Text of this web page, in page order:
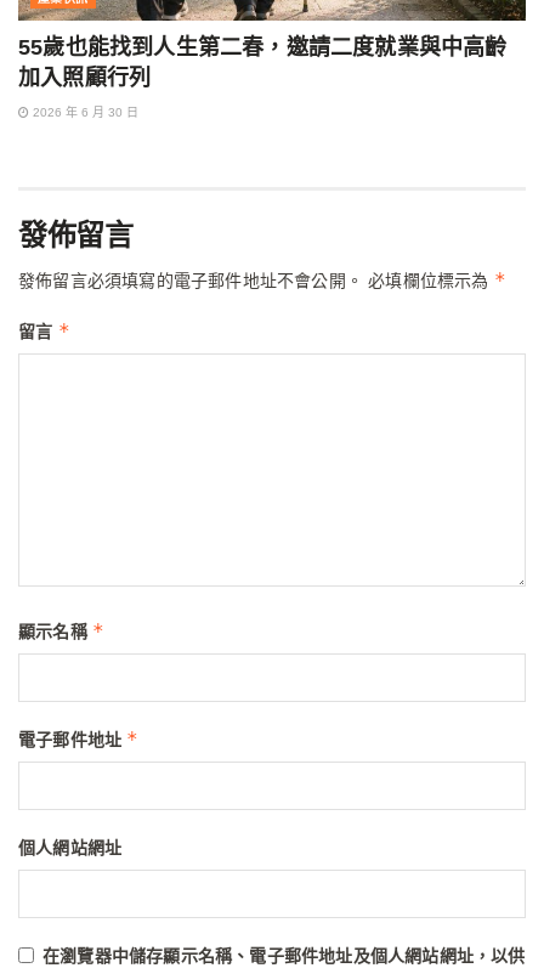
55歲也能找到人生第二春，邀請二度就業與中高齡
加入照顧行列
2026 年 6 月 30 日
發佈留言
發佈留言必須填寫的電子郵件地址不會公開。 必填欄位標示為 *
留言 *
顯示名稱 *
電子郵件地址 *
個人網站網址
在瀏覽器中儲存顯示名稱、電子郵件地址及個人網站網址，以供